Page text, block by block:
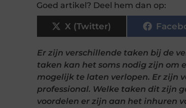
Goed artikel? Deel hem dan op:
X (Twitter)
Er zijn verschillende taken bij de
taken kan het soms nodig zijn om
mogelijk te laten verlopen. Er zijn
professional. Welke taken dit zijn
voordelen er zijn aan het inhuren